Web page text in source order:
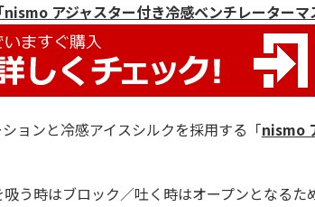
アジャスター付き冷感ベンチレーターマ
ョンと冷感アイスシルクを採用する「nismo
う時はブロック／吐く時はオープンとなるた